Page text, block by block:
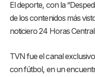
El deporte, con la
de los contenidos más
noticiero 24 Horas
TVN fue el canal
con fútbol, en un